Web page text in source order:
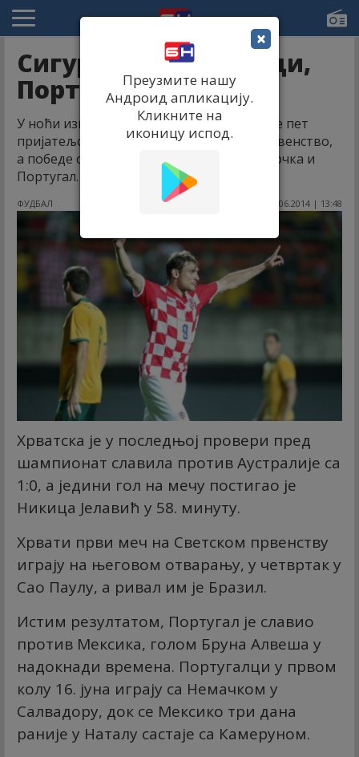
Сигурни Хрвати, Грци,
Португалци
У ноћи између петка и субота одиграно је пет
пријатељских утакмица пред Светско првенство,
а победе су остварили Хрватска, Јапан, Грчка и
Португал.
ФУДБАЛ 07.06.2014 | 13:48
Хрватска је у последњој провери пред
шампионат славила против Аустралије са
1:0, а једини гол на мечу постигао је
Никица Јелавић у 58. минуту.
Хрвати први меч на Светском првенству
играју на његовом отварању, у четвртак у
Сао Паулу, а ривал им је Бразил.
Истим резултатом, Португал је славио
против Мексика, голом Бруна Алвеша у
надокнади времена. Португалци у првом
колу 16. јуна играју са Немачком у
Салвадору, док се Мексико три дана
раније у Наталу састаје са Камеруном.
×
Преузмите нашу
Андроид апликацију.
Кликните на
иконицу испод.